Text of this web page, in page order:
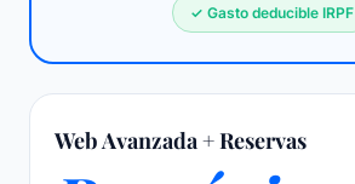
✓ Gasto deducible IRPF
Web Avanzada + Reservas